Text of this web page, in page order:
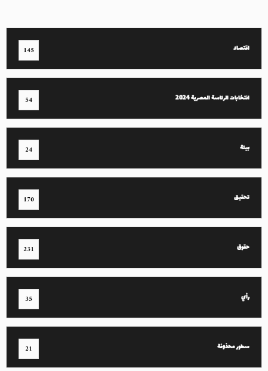
اقتصاد 145
انتخابات الرئاسة المصرية 2024 54
بيئة 24
تحقيق 170
حقوق 231
رأي 35
سطور محذوفة 21